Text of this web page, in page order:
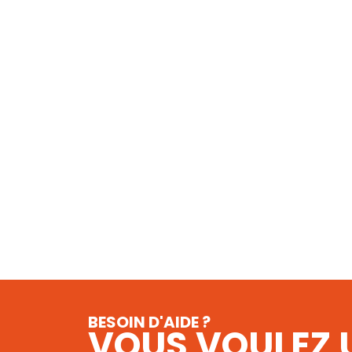
BESOIN D'AIDE ?